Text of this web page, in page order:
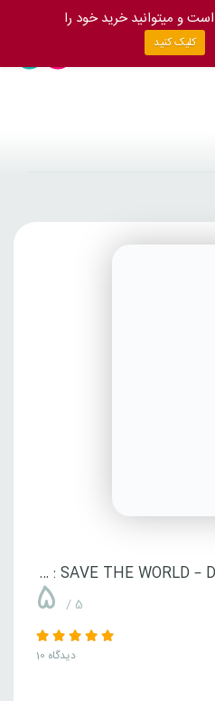
FORTNITE : SAVE THE WORLD – DELUXE EDITION
5 / 5
10 دیدگاه
و میتوانید خرید خود را
کلیک کنید